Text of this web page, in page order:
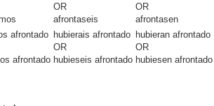
OR
afrontaseis
OR
afrontasen
afrontado
afrontado
hubierais afrontado
OR
hubieseis afrontado
hubieran afrontado
OR
hubiesen afrontado